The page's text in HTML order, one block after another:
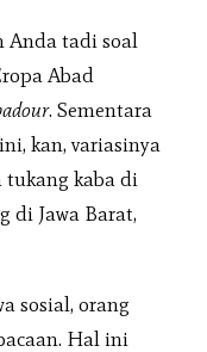
Anda tadi soal
Abad
. Sementara
kan, variasinya
tukang kaba di
di Jawa Barat,
sosial, orang
Hal ini